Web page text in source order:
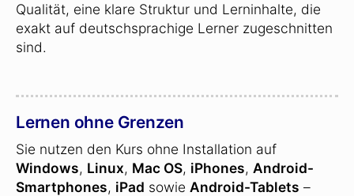
Qualität, eine klare Struktur und Lerninhalte, die
exakt auf deutschsprachige Lerner zugeschnitten
sind.
Lernen ohne Grenzen
Sie nutzen den Kurs ohne Installation auf
Windows, Linux, Mac OS, iPhones, Android-
Smartphones, iPad sowie Android-Tablets –